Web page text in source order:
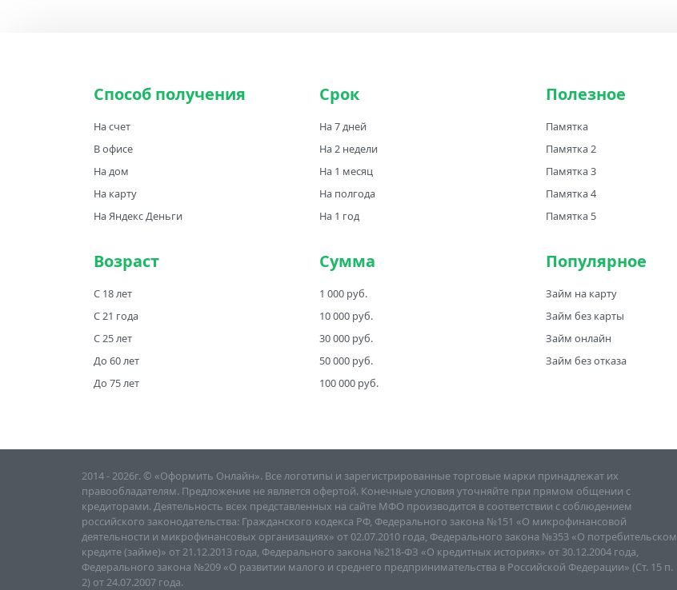
Способ получения
На счет
В офисе
На дом
На карту
На Яндекс Деньги
Срок
На 7 дней
На 2 недели
На 1 месяц
На полгода
На 1 год
Полезное
Памятка
Памятка 2
Памятка 3
Памятка 4
Памятка 5
Возраст
С 18 лет
С 21 года
С 25 лет
До 60 лет
До 75 лет
Сумма
1 000 руб.
10 000 руб.
30 000 руб.
50 000 руб.
100 000 руб.
Популярное
Займ на карту
Займ без карты
Займ онлайн
Займ без отказа
2014 - 2026г. © «Оформить Онлайн». Все логотипы и зарегистрированные торговые марки принадлежат их
правообладателям. Предложение не является офертой. Конечные условия уточняйте при прямом общении с
кредиторами. Деятельность всех представленных на сайте МФО производится в соответствии с соблюдением
российского законодательства: Гражданского кодекса РФ, Федерального закона №151 «О микрофинансовой
деятельности и микрофинансовых организациях» от 02.07.2010 года, Федерального закона №353 «О потребительском
кредите (займе)» от 21.12.2013 года, Федерального закона №218-ФЗ «О кредитных историях» от 30.12.2004 года,
Федерального закона №209 «О развитии малого и среднего предпринимательства в Российской Федерации» (Ст. 15 п.
2) от 24.07.2007 года.